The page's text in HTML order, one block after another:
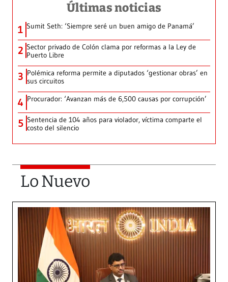
Últimas noticias
1 Sumit Seth: ‘Siempre seré un buen amigo de Panamá’
2 Sector privado de Colón clama por reformas a la Ley de
Puerto Libre
3 Polémica reforma permite a diputados ‘gestionar obras’ en
sus circuitos
4 Procurador: ‘Avanzan más de 6,500 causas por corrupción’
5 Sentencia de 104 años para violador, víctima comparte el
costo del silencio
Lo Nuevo